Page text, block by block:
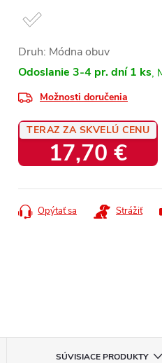
Druh: Módna obuv
Odoslanie 3-4 pr. dní 1 ks
Možnosti doručenia
TERAZ ZA SKVELÚ CENU
17,70 €
cena:
Opýtať sa Strážiť
SÚVISIACE PRODUKTY